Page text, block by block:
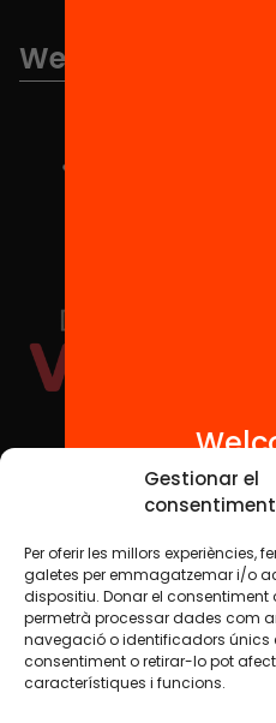
Gestionar el
consentiment
Per oferir les millors experiències,
galetes per emmagatzemar i/o
dispositiu. Donar el
permetrà processar dades com
navegació o identificadors únics
consentiment o retirar-lo pot
característiques i funcions.
We are part of...
Social Media
TW YTB IG FB
Legal NoticeCookie